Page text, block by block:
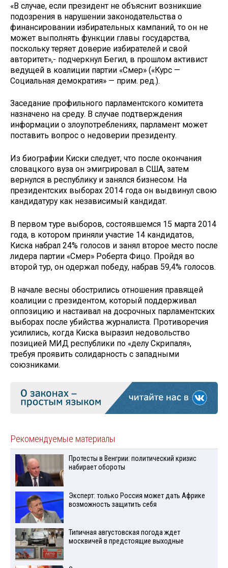
«В случае, если президент не объяснит возникшие
подозрения в нарушении законодательства о
финансировании избирательных кампаний, то он не
может выполнять функции главы государства,
поскольку теряет доверие избирателей и свой
авторитет»,- подчеркнул Бегил, в прошлом активист
ведущей в коалиции партии «Смер» («Курс —
Социальная демократия» — прим. ред.).
Заседание профильного парламентского комитета
назначено на среду. В случае подтверждения
информации о злоупотреблениях, парламент может
поставить вопрос о недоверии президенту.
Из биографии Киски следует, что после окончания
словацкого вуза он эмигрировал в США, затем
вернулся в республику и занялся бизнесом. На
президентских выборах 2014 года он выдвинул свою
кандидатуру как независимый кандидат.
В первом туре выборов, состоявшемся 15 марта 2014
года, в котором приняли участие 14 кандидатов,
Киска набрал 24% голосов и занял второе место после
лидера партии «Смер» Роберта Фицо. Пройдя во
второй тур, он одержал победу, набрав 59,4% голосов.
В начале весны обострились отношения правящей
коалиции с президентом, который поддерживал
оппозицию и настаивал на досрочных парламентских
выборах после убийства журналиста. Противоречия
усилились, когда Киска выразил недовольство
позицией МИД республики по «делу Скрипаля»,
требуя проявить солидарность с западными
союзниками.
Рекомендуемые материалы
Протесты в Венгрии: политический кризис
набирает обороты
Эксперт: только Россия может дать Африке
возможность защитить себя
Типичная августовская погода ждет
москвичей в предстоящие выходные